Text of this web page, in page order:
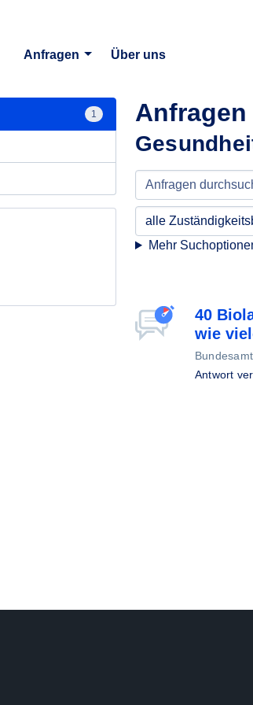
Anfragen
Über uns
Anfragen
Mehr
40
wie
Antwort
1